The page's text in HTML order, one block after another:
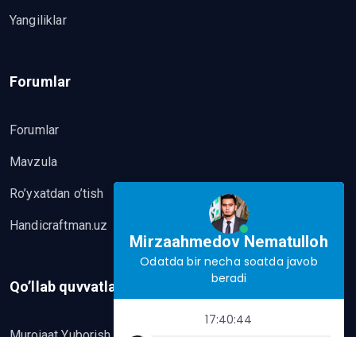
Yangiliklar
Forumlar
Forumlar
Mavzula
Ro’yxatdan o’tish
Handicraftman.uz
Qo’llab quvvatlash
Mirzaahmedov Nematulloh
Odatda bir necha soatda javob
beradi
17:40:44